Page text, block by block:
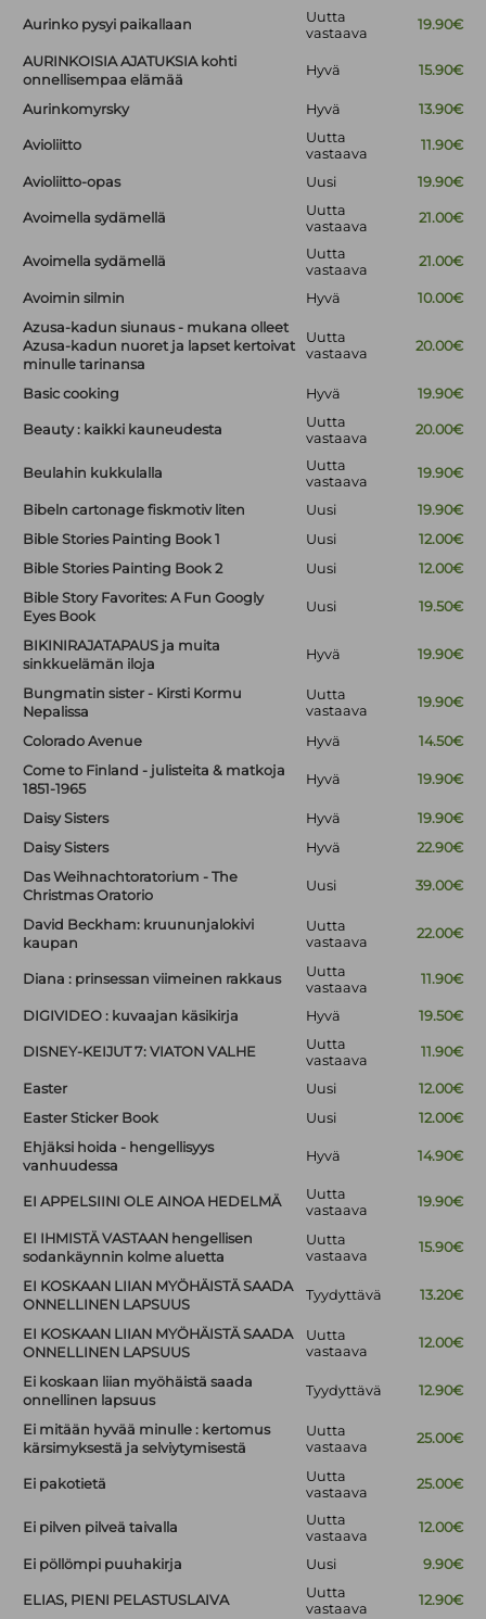
Aurinko pysyi paikallaan
Uutta
vastaava
19.90€
AURINKOISIA AJATUKSIA kohti
onnellisempaa elämää
Hyvä 15.90€
Aurinkomyrsky Hyvä 13.90€
Avioliitto
Uutta
vastaava
11.90€
Avioliitto-opas Uusi 19.90€
Avoimella sydämellä
Uutta
vastaava
21.00€
Avoimella sydämellä
Uutta
vastaava
21.00€
Avoimin silmin Hyvä
10.00€
Azusa-kadun siunaus - mukana olleet
Azusa-kadun nuoret ja lapset kertoivat
minulle tarinansa
Uutta
vastaava
20.00€
Basic cooking Hyvä 19.90€
Beauty : kaikki kauneudesta
Uutta
vastaava
20.00€
Beulahin kukkulalla
Uutta
vastaava
19.90€
Bibeln cartonage fiskmotiv liten Uusi
19.90€
Bible Stories Painting Book 1
Uusi
12.00€
Bible Stories Painting Book 2
Uusi
12.00€
Bible Story Favorites: A Fun Googly
Eyes Book
Uusi 19.50€
BIKINIRAJATAPAUS ja muita
sinkkuelämän iloja
Hyvä 19.90€
Bungmatin sister - Kirsti Kormu
Nepalissa
Uutta
vastaava
19.90€
Colorado Avenue Hyvä
14.50€
Come to Finland - julisteita & matkoja
1851-1965
Hyvä 19.90€
Daisy Sisters Hyvä
19.90€
Daisy Sisters
Hyvä
22.90€
Das Weihnachtoratorium - The
Christmas Oratorio
Uusi 39.00€
David Beckham: kruununjalokivi
kaupan
Uutta
vastaava
22.00€
Diana : prinsessan viimeinen rakkaus
Uutta
vastaava
11.90€
DIGIVIDEO : kuvaajan käsikirja Hyvä 19.50€
DISNEY-KEIJUT 7: VIATON VALHE
Uutta
vastaava
11.90€
Easter Uusi
12.00€
Easter Sticker Book
Uusi
12.00€
Ehjäksi hoida - hengellisyys
vanhuudessa
Hyvä 14.90€
EI APPELSIINI OLE AINOA HEDELMÄ
Uutta
vastaava
19.90€
EI IHMISTÄ VASTAAN hengellisen
sodankäynnin kolme aluetta
Uutta
vastaava
15.90€
EI KOSKAAN LIIAN MYÖHÄISTÄ SAADA
ONNELLINEN LAPSUUS
Tyydyttävä 13.20€
EI KOSKAAN LIIAN MYÖHÄISTÄ SAADA
ONNELLINEN LAPSUUS
Uutta
vastaava
12.00€
Ei koskaan liian myöhäistä saada
onnellinen lapsuus
Tyydyttävä 12.90€
Ei mitään hyvää minulle : kertomus
kärsimyksestä ja selviytymisestä
Uutta
vastaava
25.00€
Ei pakotietä
Uutta
vastaava
25.00€
Ei pilven pilveä taivalla
Uutta
vastaava
12.00€
Ei pöllömpi puuhakirja Uusi 9.90€
ELIAS, PIENI PELASTUSLAIVA
Uutta
vastaava
12.90€